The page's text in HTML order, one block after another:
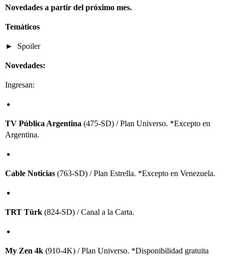
Novedades a partir del próximo mes.
Temáticos
Spoiler
Novedades:
Ingresan:
TV Pública Argentina (475-SD) / Plan Universo. *Excepto en
Argentina.
Cable Noticias (763-SD) / Plan Estrella. *Excepto en Venezuela.
TRT Türk (824-SD) / Canal a la Carta.
My Zen 4k (910-4K) / Plan Universo. *Disponibilidad gratuita